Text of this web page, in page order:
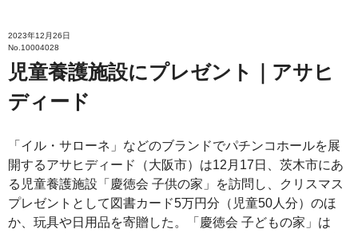
2023年12月26日
No.10004028
児童養護施設にプレゼント｜アサヒ
ディード
「イル・サローネ」などのブランドでパチンコホールを展
開するアサヒディード（大阪市）は12月17日、茨木市にあ
る児童養護施設「慶徳会 子供の家」を訪問し、クリスマス
プレゼントとして図書カード5万円分（児童50人分）のほ
か、玩具や日用品を寄贈した。「慶徳会 子どもの家」は